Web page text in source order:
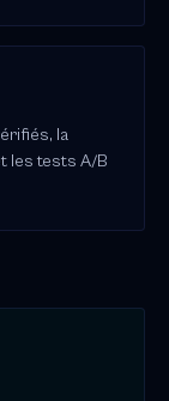
la
les tests A/B